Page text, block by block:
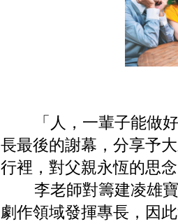
「人，一輩子能做好
長最後的謝幕，分享予
行裡，對父親永恆的思
李老師對籌建凌雄寶
劇作領域發揮專長，因